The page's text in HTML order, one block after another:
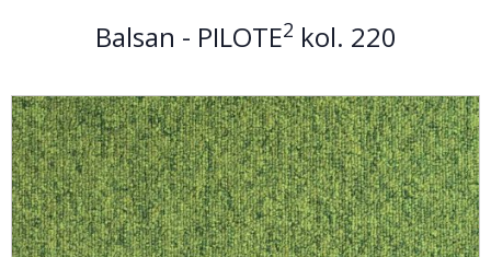
Balsan - PILOTE2 kol. 220